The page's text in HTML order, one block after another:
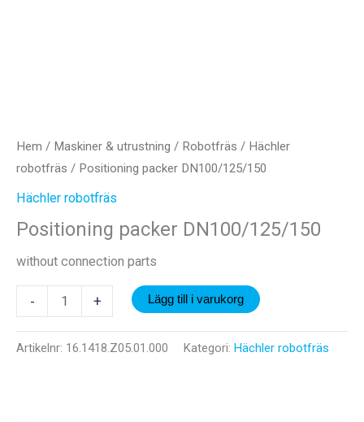
Hem / Maskiner & utrustning / Robotfräs / Hächler
robotfräs / Positioning packer DN100/125/150
Hächler robotfräs
Positioning packer DN100/125/150
without connection parts
-
Positioning
packer
DN100/125/150
+ Lägg till i varukorg
Artikelnr: 16.1418.Z05.01.000 Kategori: Hächler robotfräs